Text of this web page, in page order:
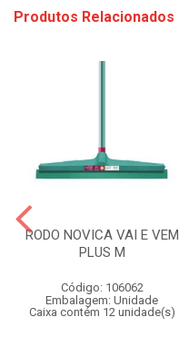
Produtos Relacionados
RODO NOVICA VAI E VEM
PLUS M
Código: 106062
Embalagem: Unidade
Caixa contém 12 unidade(s)